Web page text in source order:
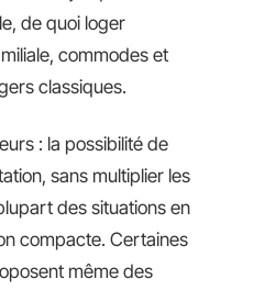
de quoi loger
commodes et
classiques.
: la possibilité de
sans multiplier les
des situations en
compacte. Certaines
même des